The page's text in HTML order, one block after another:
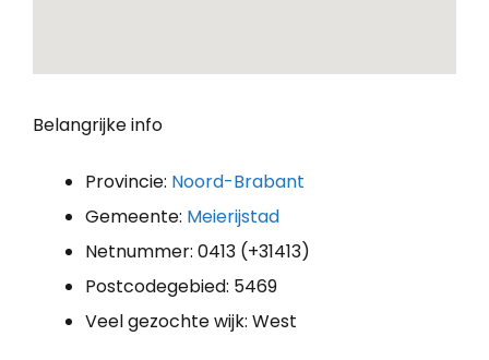
Belangrijke info
Provincie: Noord-Brabant
Gemeente: Meierijstad
Netnummer: 0413 (+31413)
Postcodegebied: 5469
Veel gezochte wijk: West